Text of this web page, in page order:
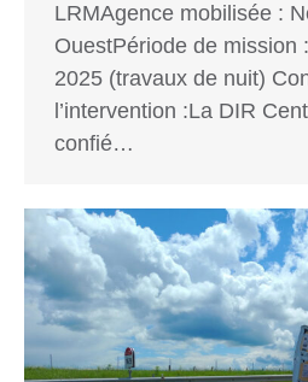
LRMAgence mobilisée :
OuestPériode de mission
2025 (travaux de nuit)
l’intervention :La DIR
confié…